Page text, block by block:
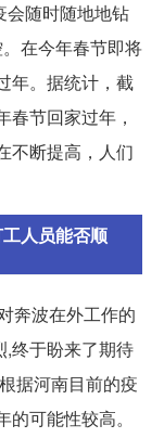
会随时随地地钻
在今年春节即将
年。据统计，截
节回家过年，
不断提高，人们
人员能否顺
奔波在外工作的
,终于盼来了期待
据河南目前的疫
可能性较高。